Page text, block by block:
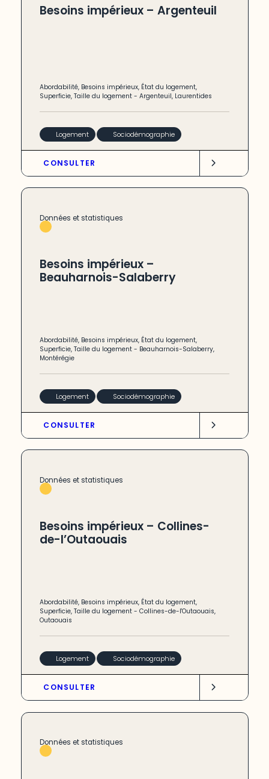
Besoins impérieux – Argenteuil
Abordabilité, Besoins impérieux, État du logement,
Superficie,Taille du logement -Argenteuil, Laurentides
Logement Sociodémographie
CONSULTER
Données et statistiques
Besoins impérieux –
Beauharnois-Salaberry
Abordabilité, Besoins impérieux, État du logement,
Superficie,Taille du logement - Beauharnois-Salaberry,
Montérégie
Logement Sociodémographie
CONSULTER
Données et statistiques
Besoins impérieux – Collines-
de-l’Outaouais
Abordabilité, Besoins impérieux, État du logement,
Superficie,Taille du logement -Collines-de-l'Outaouais,
Outaouais
Logement Sociodémographie
CONSULTER
Données et statistiques